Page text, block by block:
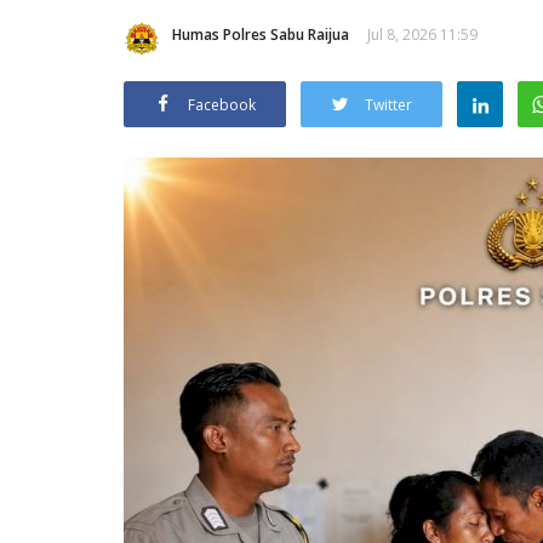
Humas Polres Sabu Raijua Jul 8, 2026 11:59
Facebook Twitter